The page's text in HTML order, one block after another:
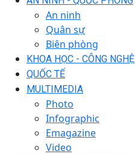
An ninh
Quân sự
Biên phòng
KHOA HỌC - CÔNG NGHỆ
QUỐC TẾ
MULTIMEDIA
Photo
Infographic
Emagazine
Video